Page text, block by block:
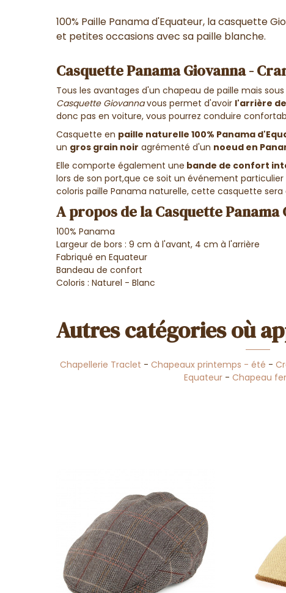
100% Paille Panama d'Equateur, la casquette
et petites occasions avec sa paille blanche.
Casquette Panama Giovanna -
Tous les avantages d'un chapeau de paille mais
Casquette Giovannavous permet d'avoir l'arrière
donc pas en voiture, vous pourrez conduire
Casquette en paille naturelle 100% Panama
un gros grain noir agrémenté d'un noeud en
Elle comporte également une bande de confort
lors de son port,que ce soit un événement
coloris paille Panama naturelle, cette casquette
A propos de la Casquette Panama
100% Panama
Largeur de bors : 9 cm à l'avant, 4 cm à l'arrière
Fabriqué en Equateur
Bandeau de confort
Coloris : Naturel - Blanc
Autres catégories où
Chapellerie Traclet - Chapeaux printemps - été -
Equateur- Chapeau